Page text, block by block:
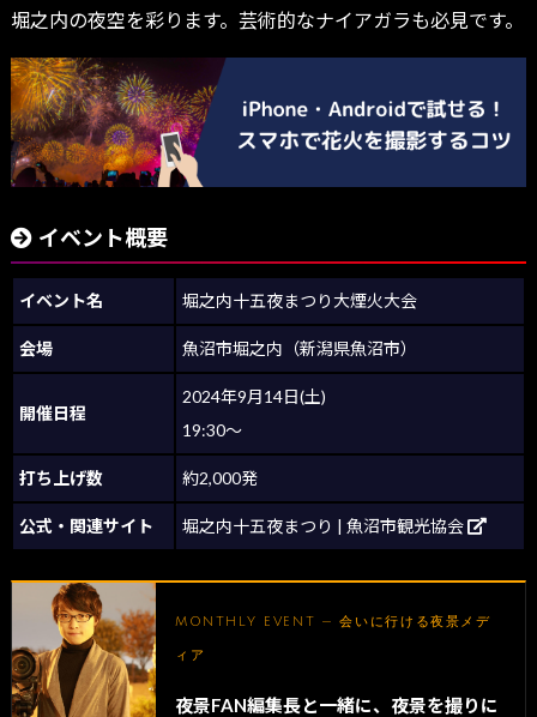
堀之内の夜空を彩ります。芸術的なナイアガラも必見です。
イベント概要
イベント名 堀之内十五夜まつり大煙火大会
会場 魚沼市堀之内（新潟県魚沼市）
開催日程
2024年9月14日(土)
19:30～
打ち上げ数 約2,000発
公式・関連サイト 堀之内十五夜まつり | 魚沼市観光協会
MONTHLY EVENT — 会いに行ける夜景メデ
ィア
夜景FAN編集長と一緒に、夜景を撮りに